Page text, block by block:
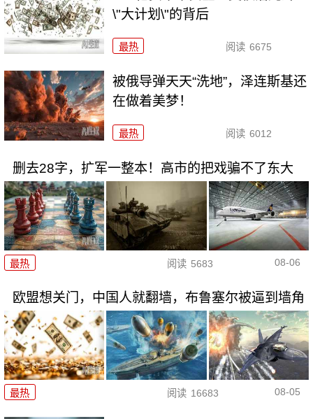
\"大计划\"的背后
最热 阅读 6675
被俄导弹天天“洗地”，泽连斯基还
在做着美梦！
最热 阅读 6012
删去28字，扩军一整本！高市的把戏骗不了东大
最热 阅读 5683 08-06
欧盟想关门，中国人就翻墙，布鲁塞尔被逼到墙角
最热 阅读 16683 08-05